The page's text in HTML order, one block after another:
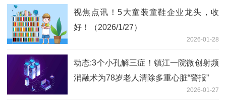
视焦点讯！5大童装童鞋企业龙头，收
好！（2026/1/27）
2026-01-28
动态:3个小孔解三症！镇江一院微创射频
消融术为78岁老人清除多重心脏“警报”
2026-01-27